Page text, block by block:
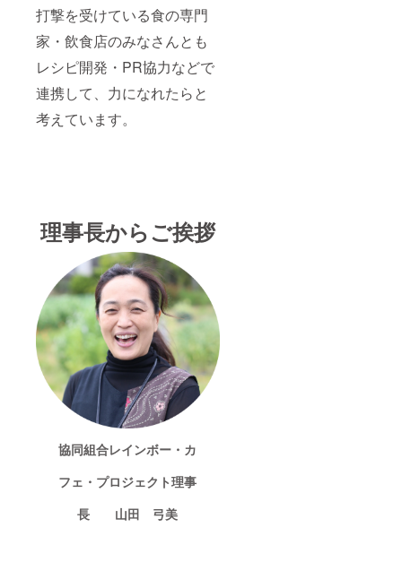
打撃を受けている食の専門
家・飲食店のみなさんとも
レシピ開発・PR協力などで
連携して、力になれたらと
考えています。
理事長からご挨拶
協同組合レインボー・カ
フェ・プロジェクト理事
長 山田 弓美